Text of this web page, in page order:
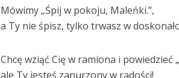
Mówimy „Śpij w pokoju, Maleńki.”,
a Ty nie śpisz, tylko trwasz w
Chcę wziąć Cię w ramiona i powiedzieć
ale Ty jesteś zanurzony w radości!